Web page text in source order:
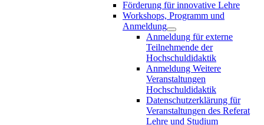
Förderung für innovative Lehre
Workshops, Programm und
Anmeldung
Anmeldung für externe
Teilnehmende der
Hochschuldidaktik
Anmeldung Weitere
Veranstaltungen
Hochschuldidaktik
Datenschutzerklärung für
Veranstaltungen des Referat
Lehre und Studium